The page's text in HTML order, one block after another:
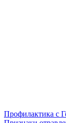
Профилактика с